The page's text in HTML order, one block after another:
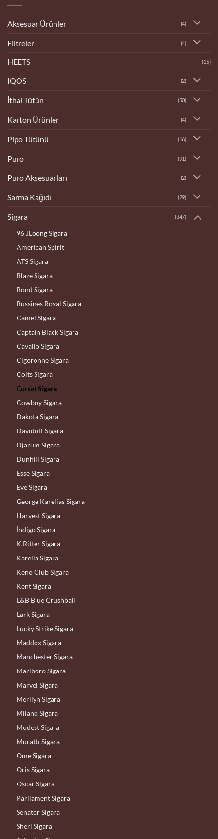
Aksesuar Ürünler (4)
Filtreler (4)
HEETS (15)
IQOS (2)
İthal Tütün (50)
Karton Ürünler (4)
Pipo Tütünü (16)
Puro (91)
Puro Aksesuarları (2)
Sarma Kağıdı (29)
Sigara (347)
96 JLoong Sigara
American Spirit
ATS Sigara
Blaze Sigara
Bond Sigara
Bussines Royal Sigara
Camel Sigara
Captain Black Sigara
Cavallo Sigara
Cigoronne Sigara
Colts Sigara
Corset Sigara
Cowboy Sigara
Dakota Sigara
Davidoff Sigara
Djarum Sigara
Dunhill Sigara
Esse Sigara
Eve Sigara
George Karelias Sigara
Harvest Sigara
İndigo Sigara
K.Ritter Sigara
Karelia Sigara
Keno Club Sigara
Kent Sigara
L&B Blue Crushball
Lark Sigara
Lucky Strike Sigara
Maddox Sigara
Manchester Sigara
Marlboro Sigara
Marvel Sigara
Merilyn Sigara
Milano Sigara
Modest Sigara
Murattı Sigara
Ome Sigara
Oris Sigara
Oscar Sigara
Parliament Sigara
Senator Sigara
Sheri Sigara